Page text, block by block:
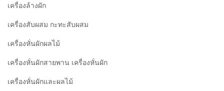
เครื่องล้างผัก
เครื่องสับผสม กะทะสับผสม
เครื่องหั่นผักผลไม้
เครื่องหั่นผักสายพาน เครื่องหั่นผัก
เครื่องหั่นผักและผลไม้